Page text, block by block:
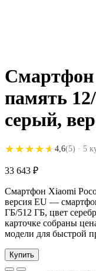
Смартфон
память
серый,
★★★★★
★★★★★ 4,6(5) · 5
33 643 ₽
Смартфон Xiaomi
версия EU —
ГБ/512 ГБ, цвет
карточке собраны
модели для быстрой
Купить